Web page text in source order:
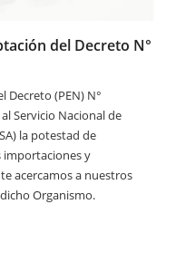
del Decreto N°
Decreto (PEN) N°
Servicio Nacional de
la potestad de
importaciones y
acercamos a nuestros
Organismo.